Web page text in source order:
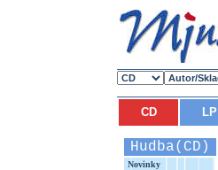
CD LP
Hudba(CD)
Novinky